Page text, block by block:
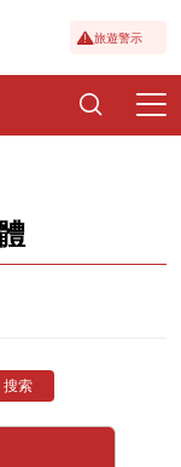
旅遊警示
搜索